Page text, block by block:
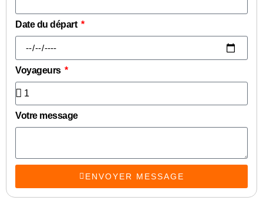
Date du départ
Voyageurs
Votre message
ENVOYER MESSAGE